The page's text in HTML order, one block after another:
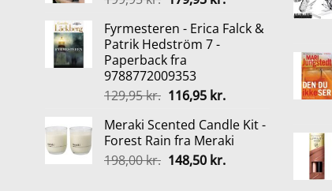
pris
var:
199,95 kr..
pris
Fyrmesteren - Erica Falck &
Patrik Hedström 7 -
Paperback fra
9788772009353
129,95kr. Den
pris
var:
129,95 kr..
116,95 kr.Den
pris
er:
116,95 kr..
Meraki Scented Candle Kit -
Forest Rain fra Meraki
198,00kr. Den
148,50 kr.Den